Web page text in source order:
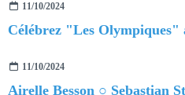
11/10/2024
Célébrez "Les Olympiques"
11/10/2024
Airelle Besson ○ Sebastian